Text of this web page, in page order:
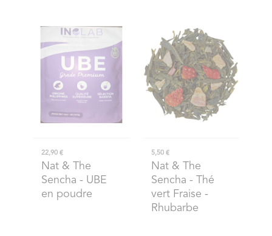
22,90 €
Nat & The
Sencha - UBE
en poudre
5,50 €
Nat & The
Sencha - Thé
vert Fraise -
Rhubarbe